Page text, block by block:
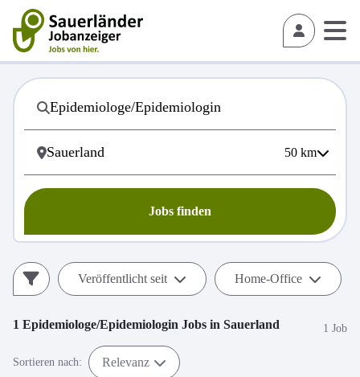
50 km
Jobs finden
Veröffentlicht seit Home-Office
1 Epidemiologe/Epidemiologin Jobs in Sauerland 1 Job
Sortieren nach: Relevanz